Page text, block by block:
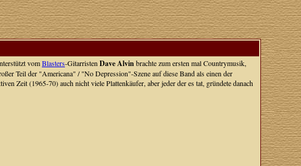
vomBlasters-Gitarristen Dave Alvinbrachte zum ersten mal Countrymusik,
Teil der "Americana" / "No Depression"-Szene auf diese Band als einen der
Zeit (1965-70) auch nicht viele Plattenkäufer, aber jeder der es tat, gründete danach